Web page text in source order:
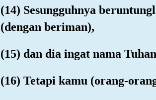
(14) Sesungguhnya
(dengan beriman),
(15) dan dia ingat nama
(16) Tetapi kamu (orang-